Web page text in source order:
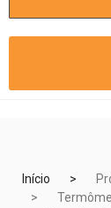
Início